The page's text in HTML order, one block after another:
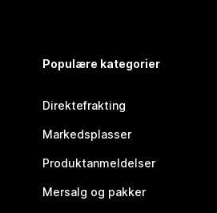
Populære kategorier
Direktefrakting
Markedsplasser
Produktanmeldelser
Mersalg og pakker